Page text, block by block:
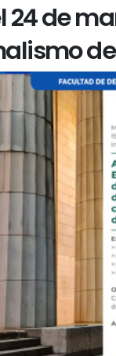
de